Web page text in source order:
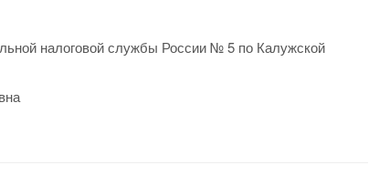
налоговой службы России № 5 по Калужской